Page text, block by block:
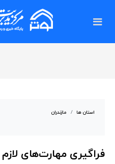
استان ها مازندران
فراگیری مهارت‌های